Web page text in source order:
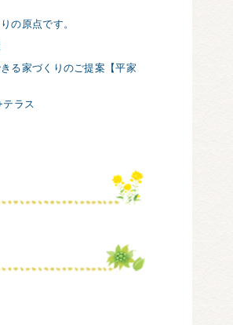
の原点です。
る家づくりのご提案【平家
テラス